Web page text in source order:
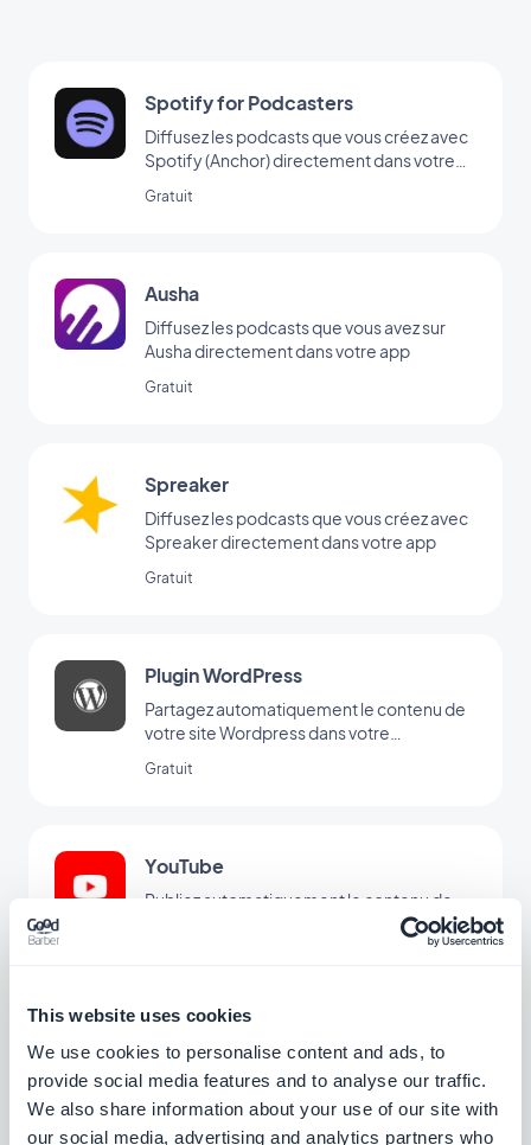
This website uses cookies
We use cookies to personalise content and ads, to
provide social media features and to analyse our traffic.
We also share information about your use of our site with
our social media, advertising and analytics partners who
Spotify for Podcasters
Diffusez les podcasts que vous créez avec
Spotify (Anchor) directement dans votre
Gratuit
Ausha
Diffusez les podcasts que vous avez sur
Ausha directement dans votre app
Gratuit
Spreaker
Diffusez les podcasts que vous créez avec
Spreaker directement dans votre app
Gratuit
Plugin WordPress
Partagez automatiquement le contenu de
votre site Wordpress dans votre
Wordpress
Gratuit
YouTube
Publiez automatiquement le contenu de
application avec l'intégration YouTube
Vimeo
Affichez automatiquement le contenu que
vous publiez sur Vimeo dans votre
application GoodBarber avec l’intégration